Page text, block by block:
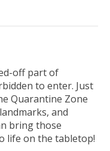
off part of
to enter. Just
Quarantine Zone
and
bring those
life on the tabletop!